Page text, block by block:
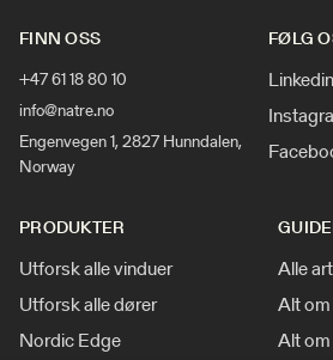
FINN OSS
+47 61 18 80 10
info@natre.no
Engenvegen 1, 2827 Hunndalen,
Norway
FØLG
Linkedin
PRODUKTER
Utforsk alle vinduer
Utforsk alle dører
Nordic Edge
Alle
Alt
Alt